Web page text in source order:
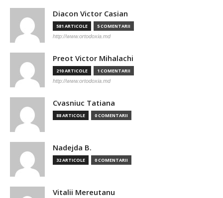
Diacon Victor Casian
581 ARTICOLE 5 COMENTARII
http://www.ortodoxia.md
Preot Victor Mihalachi
210 ARTICOLE 1 COMENTARII
http://www.ortodoxia.md
Cvasniuc Tatiana
88 ARTICOLE 0 COMENTARII
Nadejda B.
32 ARTICOLE 0 COMENTARII
Vitalii Mereutanu